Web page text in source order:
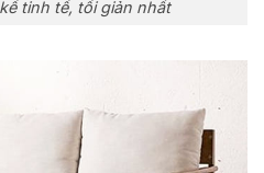
tinh tế, tối giản nhất